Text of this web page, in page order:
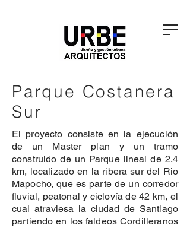
Parque Costanera
Sur
El proyecto consiste en la ejecución
de un Master plan y un tramo
construido de un Parque lineal de 2,4
km, localizado en la ribera sur del Rio
Mapocho, que es parte de un corredor
fluvial, peatonal y ciclovía de 42 km, el
cual atraviesa la ciudad de Santiago
partiendo en los faldeos Cordilleranos